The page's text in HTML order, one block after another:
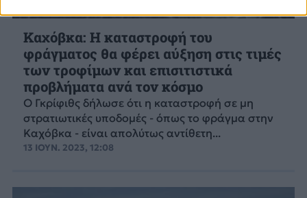
Καχόβκα: Η καταστροφή του
φράγματος θα φέρει αύξηση στις τιμές
των τροφίμων και επισιτιστικά
προβλήματα ανά τον κόσμο
Ο Γκρίφιθς δήλωσε ότι η καταστροφή σε μη
στρατιωτικές υποδομές - όπως το φράγμα στην
Καχόβκα - είναι απολύτως αντίθετη...
13 ΙΟΥΝ. 2023, 12:08